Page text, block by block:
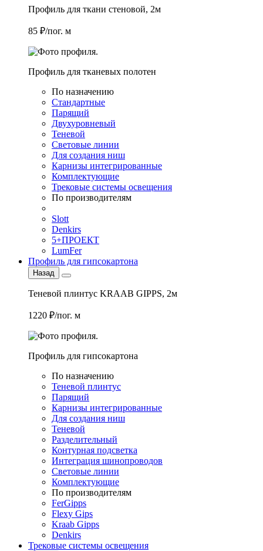
Профиль для ткани стеновой, 2м
85 ₽/пог. м
Профиль для тканевых полотен
По назначению
Стандартные
Парящий
Двухуровневый
Теневой
Световые линии
Для создания ниш
Карнизы интегрированные
Комплектующие
Трековые системы освещения
По производителям
Slott
Denkirs
5+ПРОЕКТ
LumFer
Профиль для гипсокартона
Назад
Теневой плинтус KRAAB GIPPS, 2м
1220 ₽/пог. м
Профиль для гипсокартона
По назначению
Теневой плинтус
Парящий
Карнизы интегрированные
Для создания ниш
Теневой
Разделительный
Контурная подсветка
Интеграция шинопроводов
Световые линии
Комплектующие
По производителям
FerGipps
Flexy Gips
Kraab Gipps
Denkirs
Трековые системы освещения